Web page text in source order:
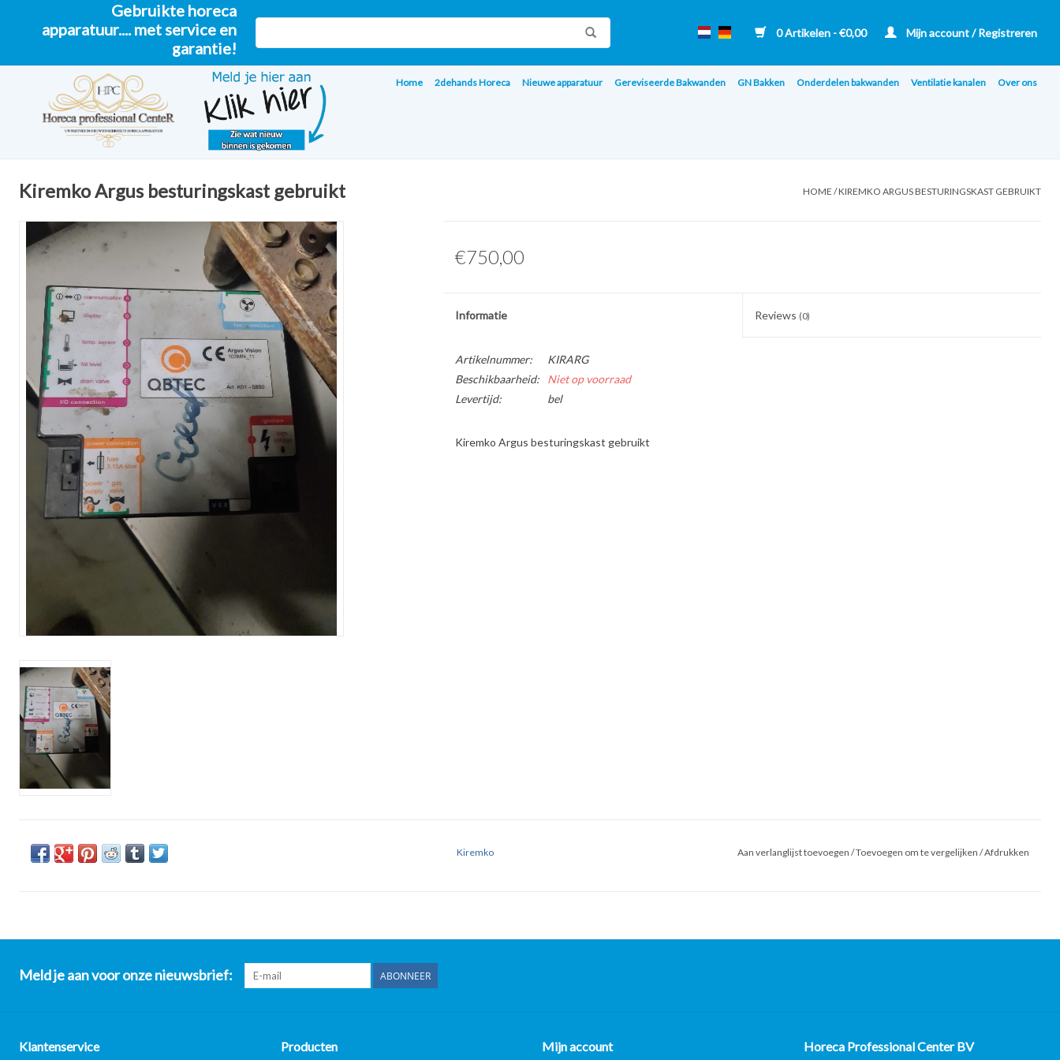
Gebruikte horeca
apparatuur.... met service en
garantie!
0 Artikelen - €0,00 Mijn account / Registreren
Home 2dehands Horeca Nieuwe apparatuur Gereviseerde Bakwanden GN Bakken Onderdelen bakwanden Ventilatie kanalen Over ons
Kiremko Argus besturingskast gebruikt HOME /KIREMKO ARGUS BESTURINGSKAST GEBRUIKT
€750,00
Informatie Reviews (0)
Artikelnummer:
KIRARG
Beschikbaarheid:
Niet op voorraad
Levertijd:
bel
Kiremko Argus besturingskast gebruikt
Kiremko Aan verlanglijst toevoegen /Toevoegen om te vergelijken /Afdrukken
Meld je aan voor onze nieuwsbrief: ABONNEER
Klantenservice Producten Mijn account Horeca Professional Center BV